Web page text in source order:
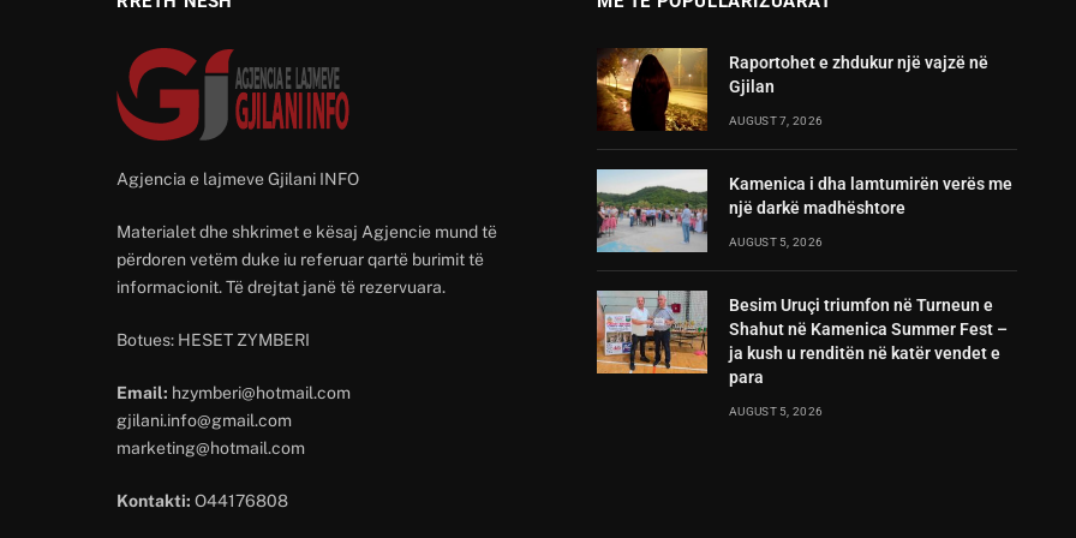
Agjencia e lajmeve Gjilani INFO
Materialet dhe shkrimet e kësaj Agjencie mund të
përdoren vetëm duke iu referuar qartë burimit të
informacionit. Të drejtat janë të rezervuara.
Botues: HESET ZYMBERI
Email: hzymberi@hotmail.com
gjilani.info@gmail.com
marketing@hotmail.com
Kontakti: O44176808
Raportohet e zhdukur një vajzë në
Gjilan
AUGUST 7, 2026
Kamenica i dha lamtumirën verës me
një darkë madhështore
AUGUST 5, 2026
Besim Uruçi triumfon në Turneun e
Shahut në Kamenica Summer Fest –
ja kush u renditën në katër vendet e
para
AUGUST 5, 2026